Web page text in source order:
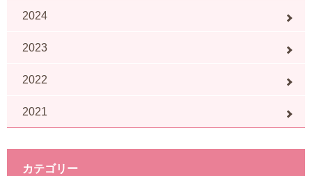
2024
2023
2022
2021
カテゴリー